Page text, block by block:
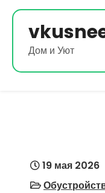
Перейти
содержимому
Дом и Уют
19 мая 2026